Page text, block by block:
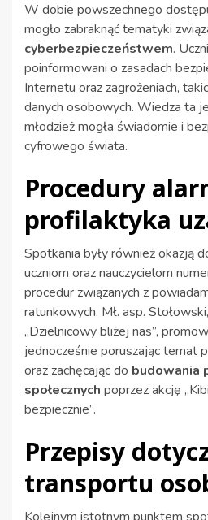
W dobie powszechnego
mogło zabraknąć tematyki
cyberbezpieczeństwem.
poinformowani o zasadach
Internetu oraz zagrożeniach,
danych osobowych. Wiedza ta
młodzież mogła świadomie i
cyfrowego świata.
Procedury
profilaktyka
Spotkania były również okazją
uczniom oraz nauczycielom
procedur związanych z
ratunkowych. Mł. asp.
„Dzielnicowy bliżej nas”,
jednocześnie poruszając temat
oraz zachęcając do budowania
społecznych poprzez akcję
bezpiecznie”.
Przepisy
transportu